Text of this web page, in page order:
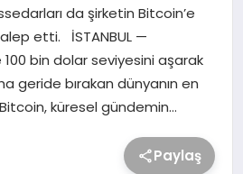
da şirketin Bitcoin’e
talep etti. İSTANBUL —
bin dolar seviyesini aşarak
geride bırakan dünyanın en
küresel gündemin…
Paylaş